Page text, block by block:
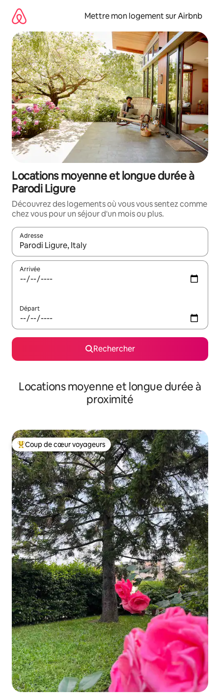
directement
contenu
Mettre mon logement sur Airbnb
Locations moyenne et longue durée à
Parodi Ligure
Découvrez des logements où vous vous sentez comme
chez vous pour un séjour d'un mois ou plus.
Adresse
Lorsque les résultats s'affichent, utilisez les flèches vers le
Arrivée
Départ
Rechercher
Locations moyenne et longue durée à
proximité
Coups de cœur voyageurs les plus appréciés
Coup de cœur voyageurs